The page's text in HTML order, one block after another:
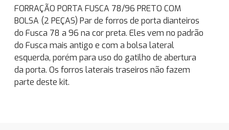
FORRAÇÃO PORTA FUSCA 78/96 PRETO COM
BOLSA (2 PEÇAS) Par de forros de porta dianteiros
do Fusca 78 a 96 na cor preta. Eles vem no padrão
do Fusca mais antigo e com a bolsa lateral
esquerda, porém para uso do gatilho de abertura
da porta. Os forros laterais traseiros não fazem
parte deste kit.